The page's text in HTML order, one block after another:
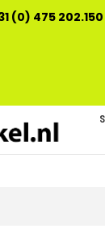
(0) 475